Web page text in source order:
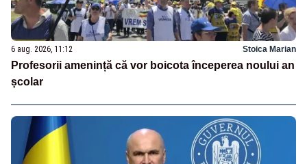
6 aug. 2026, 11:12 Stoica Marian
Profesorii amenință că vor boicota începerea noului an
școlar